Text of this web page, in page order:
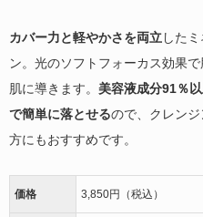
カバー力と軽やかさを両立した
ン。光のソフトフォーカス効果
肌に導きます。 美容液成分91％
で簡単に落とせるので、クレン
方にもおすすめです。
価格 3,850円（税込）